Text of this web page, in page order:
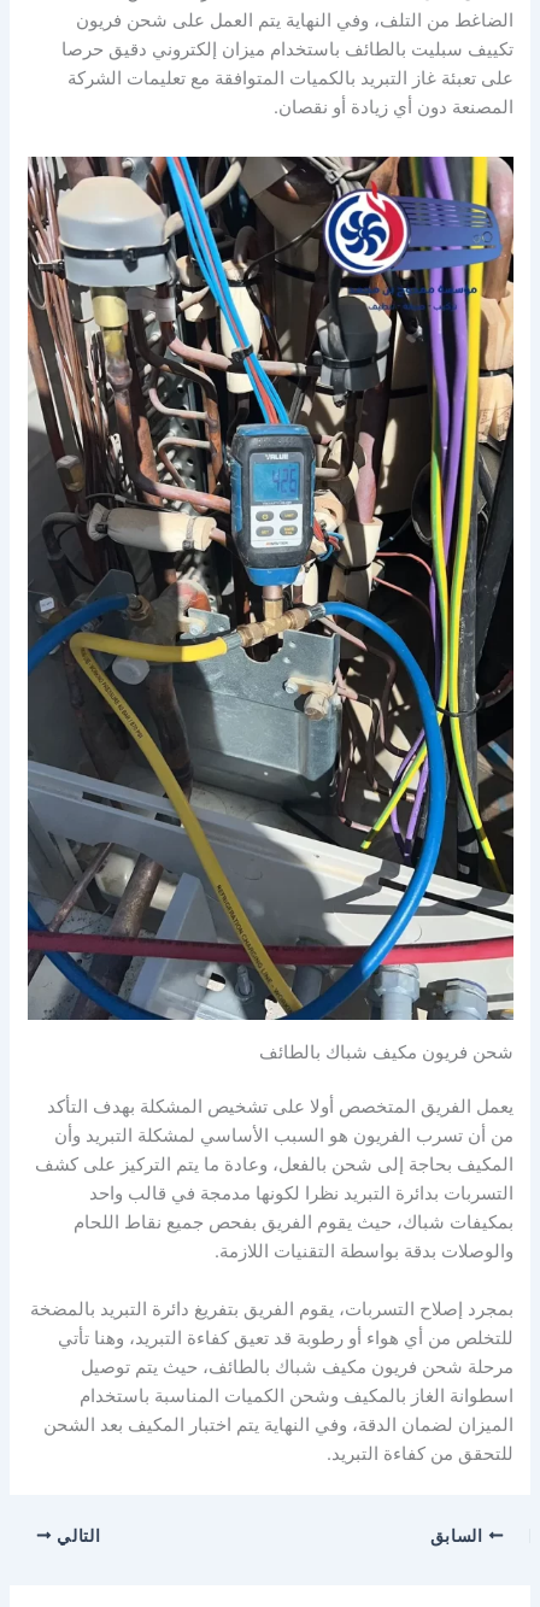
الضاغط من التلف، وفي النهاية يتم العمل على شحن فريون
تكييف سبليت بالطائف باستخدام ميزان إلكتروني دقيق حرصا
على تعبئة غاز التبريد بالكميات المتوافقة مع تعليمات الشركة
المصنعة دون أي زيادة أو نقصان.
شحن فريون مكيف شباك بالطائف
يعمل الفريق المتخصص أولا على تشخيص المشكلة بهدف التأكد
من أن تسرب الفريون هو السبب الأساسي لمشكلة التبريد وأن
المكيف بحاجة إلى شحن بالفعل، وعادة ما يتم التركيز على كشف
التسربات بدائرة التبريد نظرا لكونها مدمجة في قالب واحد
بمكيفات شباك، حيث يقوم الفريق بفحص جميع نقاط اللحام
والوصلات بدقة بواسطة التقنيات اللازمة.
بمجرد إصلاح التسربات، يقوم الفريق بتفريغ دائرة التبريد بالمضخة
للتخلص من أي هواء أو رطوبة قد تعيق كفاءة التبريد، وهنا تأتي
مرحلة شحن فريون مكيف شباك بالطائف، حيث يتم توصيل
اسطوانة الغاز بالمكيف وشحن الكميات المناسبة باستخدام
الميزان لضمان الدقة، وفي النهاية يتم اختبار المكيف بعد الشحن
للتحقق من كفاءة التبريد.
السابق التالي